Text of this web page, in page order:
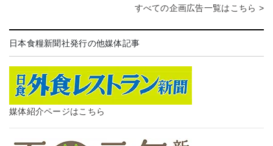
すべての企画広告一覧はこちら >
日本食糧新聞社発行の他媒体記事
媒体紹介ページはこちら